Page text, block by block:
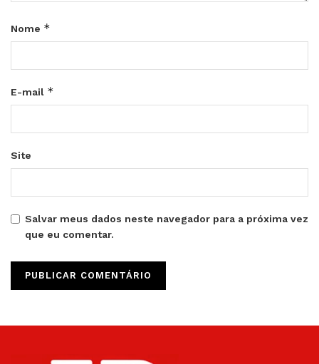
Nome *
E-mail *
Site
Salvar meus dados neste navegador para a próxima vez
que eu comentar.